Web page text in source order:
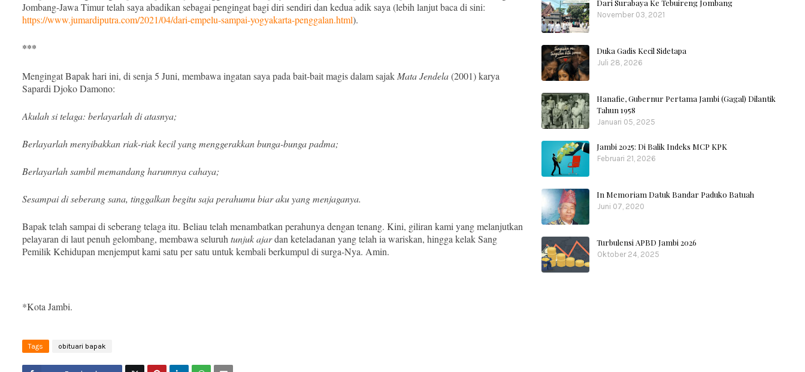
Jombang-Jawa Timur telah saya abadikan sebagai pengingat bagi diri sendiri dan kedua adik saya (lebih lanjut baca di sini:
https://www.jumardiputra.com/2021/04/dari-empelu-sampai-yogyakarta-penggalan.html).
***
Mengingat Bapak hari ini, di senja 5 Juni, membawa ingatan saya pada bait-bait magis dalam sajak Mata Jendela(2001) karya
Sapardi Djoko Damono:
Akulah si telaga: berlayarlah di atasnya;
Berlayarlah menyibakkan riak-riak kecil yang menggerakkan bunga-bunga padma;
Berlayarlah sambil memandang harumnya cahaya;
Sesampai di seberang sana, tinggalkan begitu saja perahumu biar aku yang menjaganya.
Bapak telah sampai di seberang telaga itu. Beliau telah menambatkan perahunya dengan tenang. Kini, giliran kami yang melanjutkan
pelayaran di laut penuh gelombang, membawa seluruh tunjuk ajardan keteladanan yang telah ia wariskan, hingga kelak Sang
Pemilik Kehidupan menjemput kami satu per satu untuk kembali berkumpul di surga-Nya. Amin.
*Kota Jambi.
Tags obituari bapak
Dari Surabaya Ke Tebuireng Jombang
November 03, 2021
Duka Gadis Kecil Sidetapa
Juli 28, 2026
Hanafie, Gubernur Pertama Jambi (Gagal) Dilantik
Tahun 1958
Januari 05, 2025
Jambi 2025: Di Balik Indeks MCP KPK
Februari 21, 2026
In Memoriam Datuk Bandar Paduko Batuah
Juni 07, 2020
Turbulensi APBD Jambi 2026
Oktober 24, 2025